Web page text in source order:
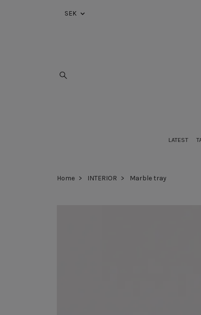
SEK
LATEST
Home INTERIOR Marble tray